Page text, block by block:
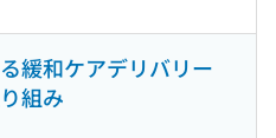
緩和ケアデリバリー
組み